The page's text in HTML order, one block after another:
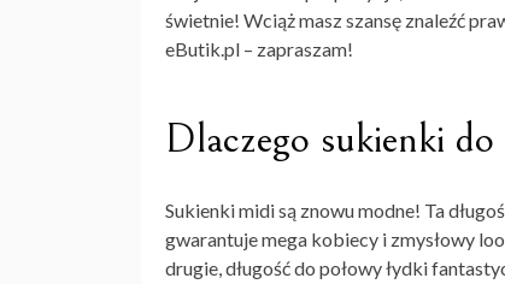
świetnie! Wciąż masz szansę znaleźć
eButik.pl – zapraszam!
Dlaczego sukienki do
Sukienki midi są znowu modne! Ta
gwarantuje mega kobiecy i zmysłowy
drugie, długość do połowy łydki